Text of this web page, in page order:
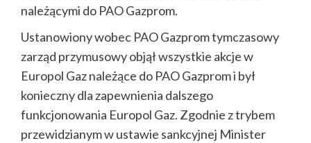
należącymi do PAO Gazprom.
Ustanowiony wobec PAO Gazprom tymczasowy
zarząd przymusowy objął wszystkie akcje w
Europol Gaz należące do PAO Gazprom i był
konieczny dla zapewnienia dalszego
funkcjonowania Europol Gaz. Zgodnie z trybem
przewidzianym w ustawie sankcyjnej Minister